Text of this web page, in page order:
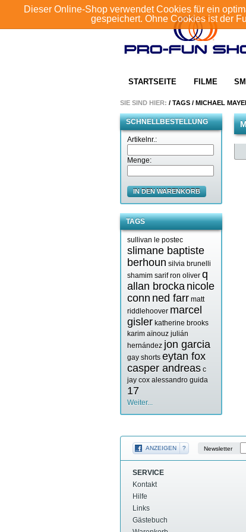
Dieser Online-Shop verwendet Cookies für ein
gespeichert. Ohne Cookies ist der
STARTSEITE FILME
SIE SIND HIER: / TAGS / MICHAEL
SCHNELLBESTELLUNG
Artikelnr.:
Menge:
IN DEN WARENKORB
TAGS
sullivan le postec
slimane baptiste
berhoun silvia brunelli
shamim sarif ron oliver q
allan brocka nicole
conn ned farr matt
riddlehoover marcel
gisler katherine brooks
karim aïnouz julián
hernández jon garcia
gay shorts eytan fox
casper andreas c
jay cox alessandro guida
17
Weiter...
ANZEIGEN ? Newsletter
SERVICE
Kontakt
Hilfe
Links
Gästebuch